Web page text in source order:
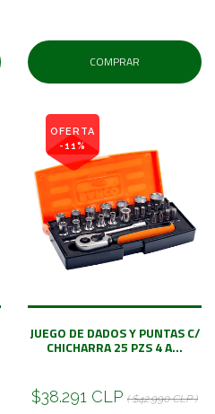
COMPRAR
OFERTA
-11%
JUEGO DE DADOS Y PUNTAS C/
CHICHARRA 25 PZS 4 A...
$38.291 CLP ( $42.990 CLP )